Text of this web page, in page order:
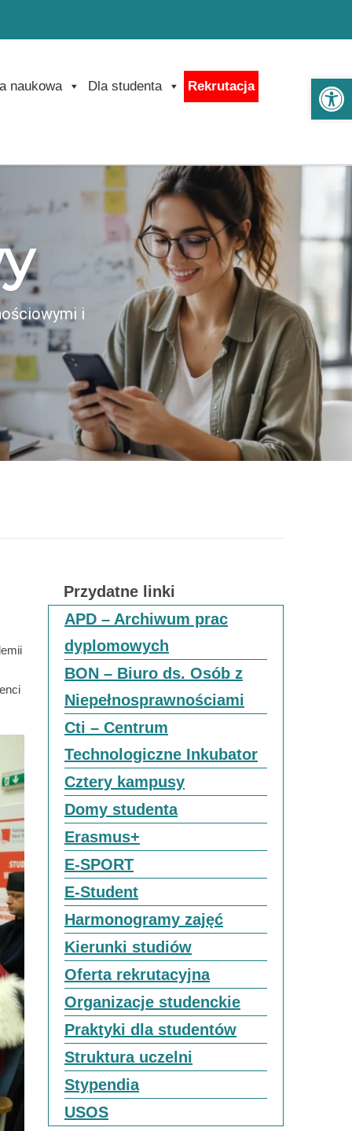
naukowa Dla studenta Rekrutacja
i
Przydatne linki
APD – Archiwum prac
dyplomowych
BON – Biuro ds. Osób z
Niepełnosprawnościami
Cti – Centrum
Technologiczne Inkubator
Cztery kampusy
Domy studenta
Erasmus+
E-SPORT
E-Student
Harmonogramy zajęć
Kierunki studiów
Oferta rekrutacyjna
Organizacje studenckie
Praktyki dla studentów
Struktura uczelni
Stypendia
USOS